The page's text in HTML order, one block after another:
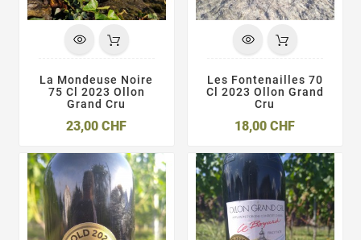
La Mondeuse Noire
75 Cl 2023 Ollon
Grand Cru
23,00 CHFPrix
Les Fontenailles 70
Cl 2023 Ollon Grand
Cru
18,00 CHFPrix